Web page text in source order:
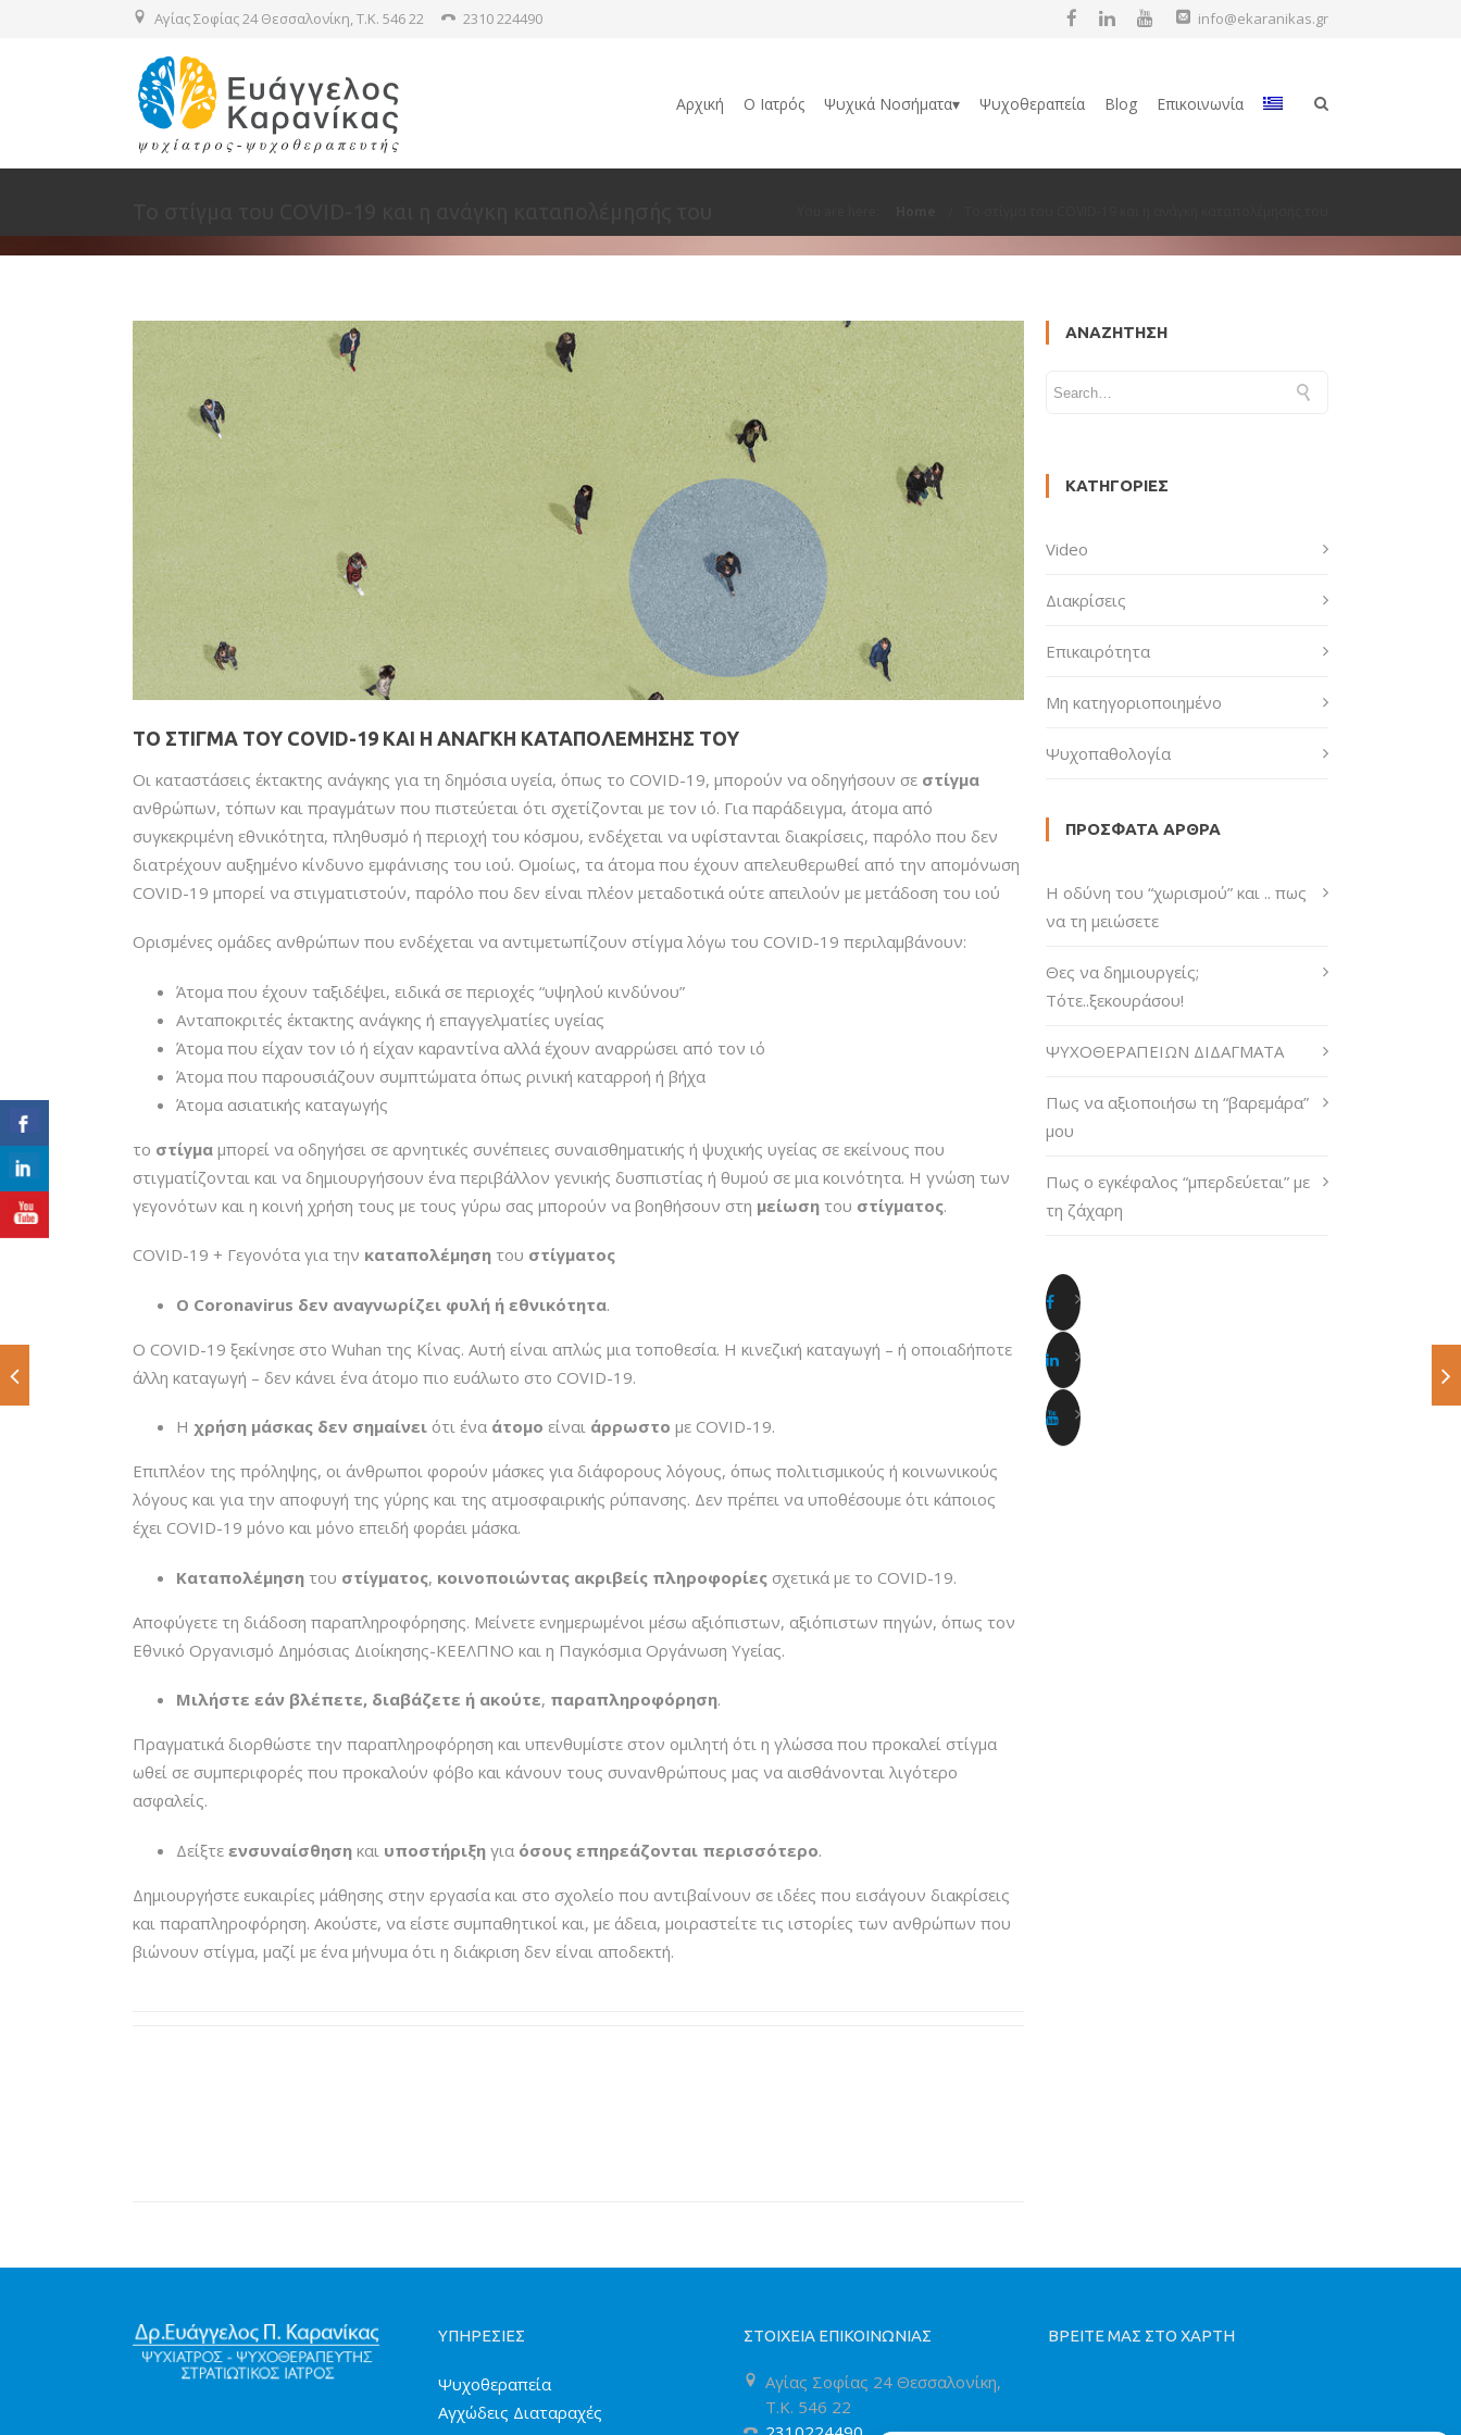
Αγίας Σοφίας 24 Θεσσαλονίκη, T.K. 546 22 2310 224490 info@ekaranikas.gr
Αρχική Ο Ιατρός Ψυχικά Νοσήματα▾ Ψυχοθεραπεία Blog Επικοινωνία
ΤΟ ΣΤΊΓΜΑ ΤΟΥ COVID-19 ΚΑΙ Η ΑΝΆΓΚΗ ΚΑΤΑΠΟΛΈΜΗΣΉΣ ΤΟΥ
Οι καταστάσεις έκτακτης ανάγκης για τη δημόσια υγεία, όπως το COVID-19, μπορούν να οδηγήσουν σε στίγμα
ανθρώπων, τόπων και πραγμάτων που πιστεύεται ότι σχετίζονται με τον ιό. Για παράδειγμα, άτομα από
συγκεκριμένη εθνικότητα, πληθυσμό ή περιοχή του κόσμου, ενδέχεται να υφίστανται διακρίσεις, παρόλο που δεν
διατρέχουν αυξημένο κίνδυνο εμφάνισης του ιού. Ομοίως, τα άτομα που έχουν απελευθερωθεί από την απομόνωση
COVID-19 μπορεί να στιγματιστούν, παρόλο που δεν είναι πλέον μεταδοτικά ούτε απειλούν με μετάδοση του ιού
Ορισμένες ομάδες ανθρώπων που ενδέχεται να αντιμετωπίζουν στίγμα λόγω του COVID-19 περιλαμβάνουν:
Άτομα που έχουν ταξιδέψει, ειδικά σε περιοχές “υψηλού κινδύνου”
Ανταποκριτές έκτακτης ανάγκης ή επαγγελματίες υγείας
Άτομα που είχαν τον ιό ή είχαν καραντίνα αλλά έχουν αναρρώσει από τον ιό
Άτομα που παρουσιάζουν συμπτώματα όπως ρινική καταρροή ή βήχα
Άτομα ασιατικής καταγωγής
το στίγμα μπορεί να οδηγήσει σε αρνητικές συνέπειες συναισθηματικής ή ψυχικής υγείας σε εκείνους που
στιγματίζονται και να δημιουργήσουν ένα περιβάλλον γενικής δυσπιστίας ή θυμού σε μια κοινότητα. Η γνώση των
γεγονότων και η κοινή χρήση τους με τους γύρω σας μπορούν να βοηθήσουν στη μείωση του στίγματος.
COVID-19 + Γεγονότα για την καταπολέμηση του στίγματος
Ο Coronavirus δεν αναγνωρίζει φυλή ή εθνικότητα.
Ο COVID-19 ξεκίνησε στο Wuhan της Κίνας. Αυτή είναι απλώς μια τοποθεσία. Η κινεζική καταγωγή – ή οποιαδήποτε
άλλη καταγωγή – δεν κάνει ένα άτομο πιο ευάλωτο στο COVID-19.
Η χρήση μάσκας δεν σημαίνει ότι ένα άτομο είναι άρρωστο με COVID-19.
Επιπλέον της πρόληψης, οι άνθρωποι φορούν μάσκες για διάφορους λόγους, όπως πολιτισμικούς ή κοινωνικούς
λόγους και για την αποφυγή της γύρης και της ατμοσφαιρικής ρύπανσης. Δεν πρέπει να υποθέσουμε ότι κάποιος
έχει COVID-19 μόνο και μόνο επειδή φοράει μάσκα.
Καταπολέμηση του στίγματος, κοινοποιώντας ακριβείς πληροφορίες σχετικά με το COVID-19.
Αποφύγετε τη διάδοση παραπληροφόρησης. Μείνετε ενημερωμένοι μέσω αξιόπιστων, αξιόπιστων πηγών, όπως τον
Εθνικό Οργανισμό Δημόσιας Διοίκησης-ΚΕΕΛΠΝΟ και η Παγκόσμια Οργάνωση Υγείας.
Μιλήστε εάν βλέπετε, διαβάζετε ή ακούτε, παραπληροφόρηση.
Πραγματικά διορθώστε την παραπληροφόρηση και υπενθυμίστε στον ομιλητή ότι η γλώσσα που προκαλεί στίγμα
ωθεί σε συμπεριφορές που προκαλούν φόβο και κάνουν τους συνανθρώπους μας να αισθάνονται λιγότερο
ασφαλείς.
Δείξτε ενσυναίσθηση και υποστήριξη για όσους επηρεάζονται περισσότερο.
Δημιουργήστε ευκαιρίες μάθησης στην εργασία και στο σχολείο που αντιβαίνουν σε ιδέες που εισάγουν διακρίσεις
και παραπληροφόρηση. Ακούστε, να είστε συμπαθητικοί και, με άδεια, μοιραστείτε τις ιστορίες των ανθρώπων που
βιώνουν στίγμα, μαζί με ένα μήνυμα ότι η διάκριση δεν είναι αποδεκτή.
ΑΝΑΖΉΤΗΣΗ
ΚΑΤΗΓΟΡΊΕΣ
Video
Διακρίσεις
Επικαιρότητα
Μη κατηγοριοποιημένο
Ψυχοπαθολογία
ΠΡΌΣΦΑΤΑ ΆΡΘΡΑ
H οδύνη του “χωρισμού” και .. πως
να τη μειώσετε
Θες να δημιουργείς;
Τότε..ξεκουράσου!
ΨΥΧΟΘΕΡΑΠΕΙΩΝ ΔΙΔΑΓΜΑΤΑ
Πως να αξιοποιήσω τη “βαρεμάρα”
μου
Πως ο εγκέφαλος “μπερδεύεται” με
τη ζάχαρη
ΥΠΗΡΕΣΙΕΣ
Ψυχοθεραπεία
Αγχώδεις Διαταραχές
ΣΤΟΙΧΕΙΑ ΕΠΙΚΟΙΝΩΝΙΑΣ
Αγίας Σοφίας 24 Θεσσαλονίκη,
T.K. 546 22
ΒΡΕΙΤΕ ΜΑΣ ΣΤΟ ΧΑΡΤΗ